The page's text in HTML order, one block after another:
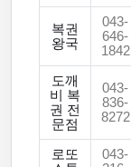
복권
왕국
043-
646-
1842
도깨
비 복
권 전
문점
043-
836-
8272
로또
043-